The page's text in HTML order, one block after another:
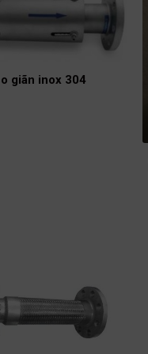
Cao su EPDM
Vải Nylon, Dây
thép
(Mild Steel)
giãn inox 304